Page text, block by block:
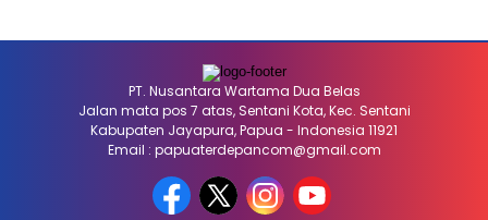
PT. Nusantara Wartama Dua Belas
Jalan mata pos 7 atas, Sentani Kota, Kec. Sentani
Kabupaten Jayapura, Papua - Indonesia 11921
Email : papuaterdepancom@gmail.com